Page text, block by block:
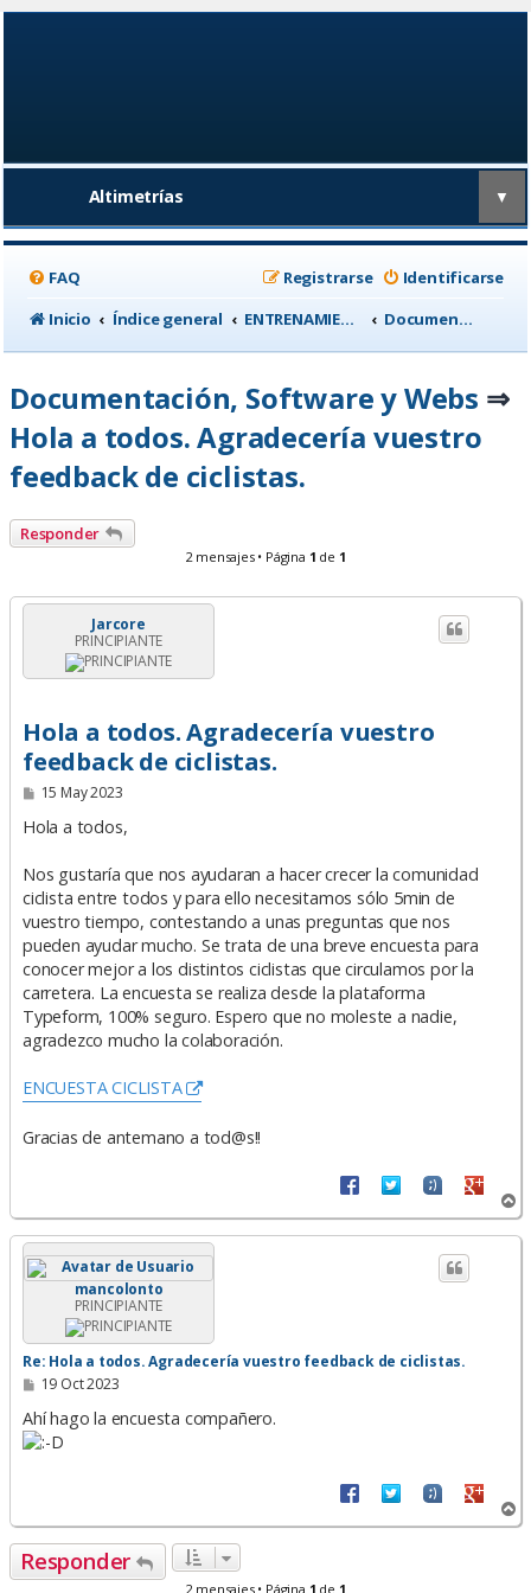
Altimetrías ▼
FAQ Identificarse
Registrarse
Inicio
Índice general ENTRENAMIENTO, medicina deportiva y nutrición Documentación, Software y Webs
Documentación, Software y Webs ⇒
Hola a todos. Agradecería vuestro
feedback de ciclistas.
Responder
2 mensajes • Página 1 de 1
Jarcore
PRINCIPIANTE
Hola a todos. Agradecería vuestro
feedback de ciclistas.
M
n
j
e
15 May 2023
Hola a todos,
Nos gustaría que nos ayudaran a hacer crecer la comunidad
ciclista entre todos y para ello necesitamos sólo 5min de
vuestro tiempo, contestando a unas preguntas que nos
pueden ayudar mucho. Se trata de una breve encuesta para
conocer mejor a los distintos ciclistas que circulamos por la
carretera. La encuesta se realiza desde la plataforma
Typeform, 100% seguro. Espero que no moleste a nadie,
agradezco mucho la colaboración.
ENCUESTA CICLISTA
Gracias de antemano a tod@s!!
r
r
mancolonto
PRINCIPIANTE
Re: Hola a todos. Agradecería vuestro feedback de ciclistas.
M
n
s
a
19 Oct 2023
Ahí hago la encuesta compañero.
r
Responder
2 mensajes • Página 1 de 1